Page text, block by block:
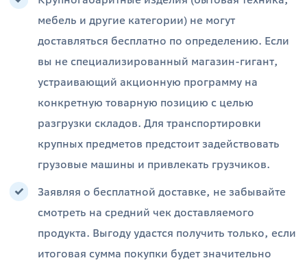
мебель и другие категории) не могут
доставляться бесплатно по определению. Если
вы не специализированный магазин-гигант,
устраивающий акционную программу на
конкретную товарную позицию с целью
разгрузки складов. Для транспортировки
крупных предметов предстоит задействовать
грузовые машины и привлекать грузчиков.
Заявляя о бесплатной доставке, не забывайте
смотреть на средний чек доставляемого
продукта. Выгоду удастся получить только, если
итоговая сумма покупки будет значительно